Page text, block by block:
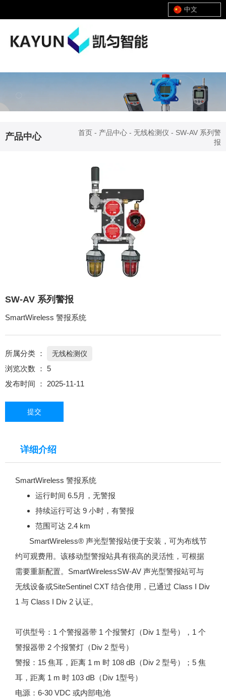
中文
产品中心 首页 - 产品中心 - 无线检测仪 - SW-AV 系列警
报
SW-AV 系列警报
SmartWireless 警报系统
所属分类 ： 无线检测仪
浏览次数 ： 5
发布时间 ： 2025-11-11
提交
详细介绍
SmartWireless 警报系统
运行时间 6.5月，无警报
持续运行可达 9 小时，有警报
范围可达 2.4 km
SmartWireless® 声光型警报站便于安装，可为布线节
约可观费用。该移动型警报站具有很高的灵活性，可根据
需要重新配置。SmartWirelessSW-AV 声光型警报站可与
无线设备或SiteSentinel CXT 结合使用，已通过 Class I Div
1 与 Class I Div 2 认证。
可供型号：1 个警报器带 1 个报警灯（Div 1 型号），1 个
警报器带 2 个报警灯（Div 2 型号）
警报：15 焦耳，距离 1 m 时 108 dB（Div 2 型号）；5 焦
耳，距离 1 m 时 103 dB（Div 1型号）
电源：6-30 VDC 或内部电池